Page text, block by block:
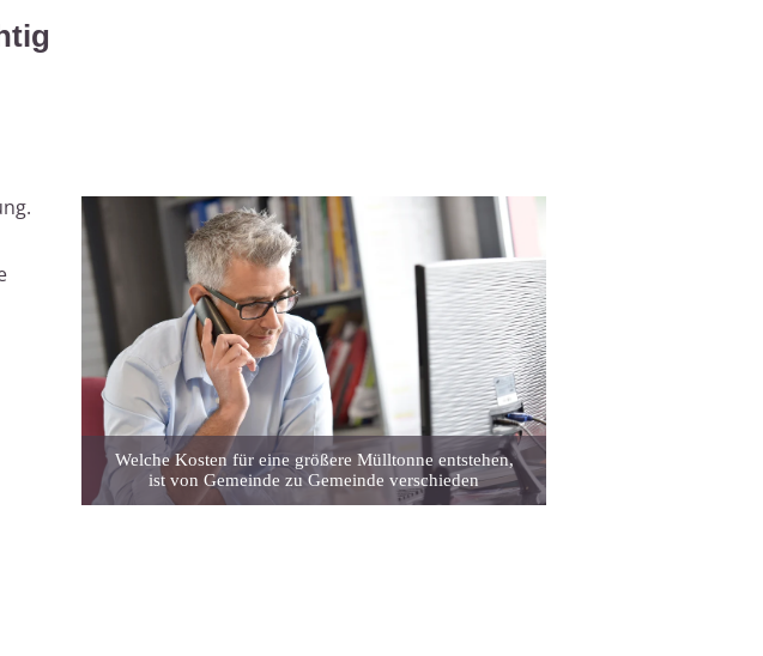
Welche Kosten für eine größere Mülltonne entstehen,
ist von Gemeinde zu Gemeinde verschieden